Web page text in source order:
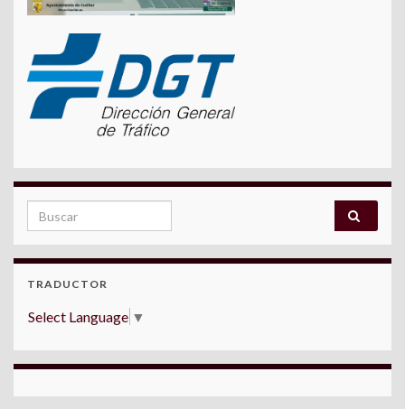
Search for:
TRADUCTOR
Select Language ▼